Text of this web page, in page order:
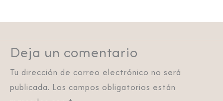
Deja un comentario
Tu dirección de correo electrónico no será
publicada. Los campos obligatorios están